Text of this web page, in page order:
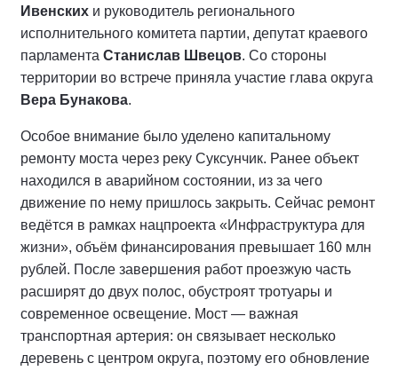
Ивенских и руководитель регионального
исполнительного комитета партии, депутат краевого
парламента Станислав Швецов. Со стороны
территории во встрече приняла участие глава округа
Вера Бунакова.
Особое внимание было уделено капитальному
ремонту моста через реку Суксунчик. Ранее объект
находился в аварийном состоянии, из за чего
движение по нему пришлось закрыть. Сейчас ремонт
ведётся в рамках нацпроекта «Инфраструктура для
жизни», объём финансирования превышает 160 млн
рублей. После завершения работ проезжую часть
расширят до двух полос, обустроят тротуары и
современное освещение. Мост — важная
транспортная артерия: он связывает несколько
деревень с центром округа, поэтому его обновление